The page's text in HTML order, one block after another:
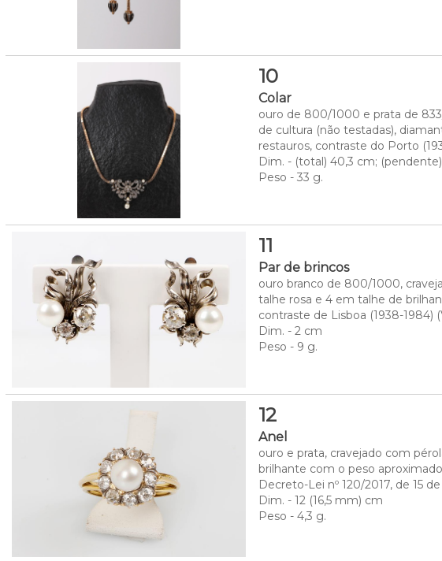
10
Colar
ouro de 800/1000 e prata de
de cultura (não testadas),
restauros, contraste do Porto
Dim. - (total) 40,3 cm;
Peso - 33 g.
11
Par de brincos
ouro branco de 800/1000,
talhe rosa e 4 em talhe de
contraste de Lisboa (1938-1984)
Dim. - 2 cm
Peso - 9 g.
12
Anel
ouro e prata, cravejado com
brilhante com o peso
Decreto-Lei nº 120/2017, de 15
Dim. - 12 (16,5 mm) cm
Peso - 4,3 g.